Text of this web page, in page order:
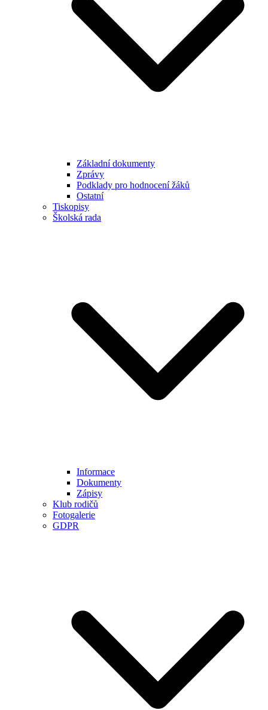
Základní dokumenty
Zprávy
Podklady pro hodnocení žáků
Ostatní
Tiskopisy
Školská rada
Informace
Dokumenty
Zápisy
Klub rodičů
Fotogalerie
GDPR